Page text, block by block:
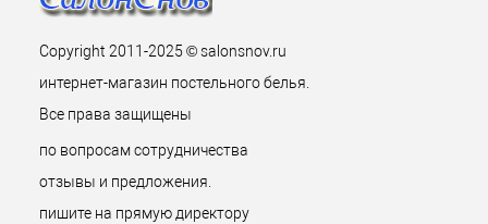
Copyright 2011-2025 © salonsnov.ru
интернет-магазин постельного белья.
Все права защищены
по вопросам сотрудничества
отзывы и предложения.
пишите на прямую директору